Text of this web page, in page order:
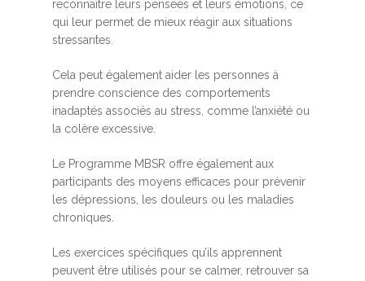
reconnaître leurs pensées et leurs émotions, ce
qui leur permet de mieux réagir aux situations
stressantes.
Cela peut également aider les personnes à
prendre conscience des comportements
inadaptés associés au stress, comme l’anxiété ou
la colère excessive.
Le Programme MBSR offre également aux
participants des moyens efficaces pour prévenir
les dépressions, les douleurs ou les maladies
chroniques.
Les exercices spécifiques qu’ils apprennent
peuvent être utilisés pour se calmer, retrouver sa